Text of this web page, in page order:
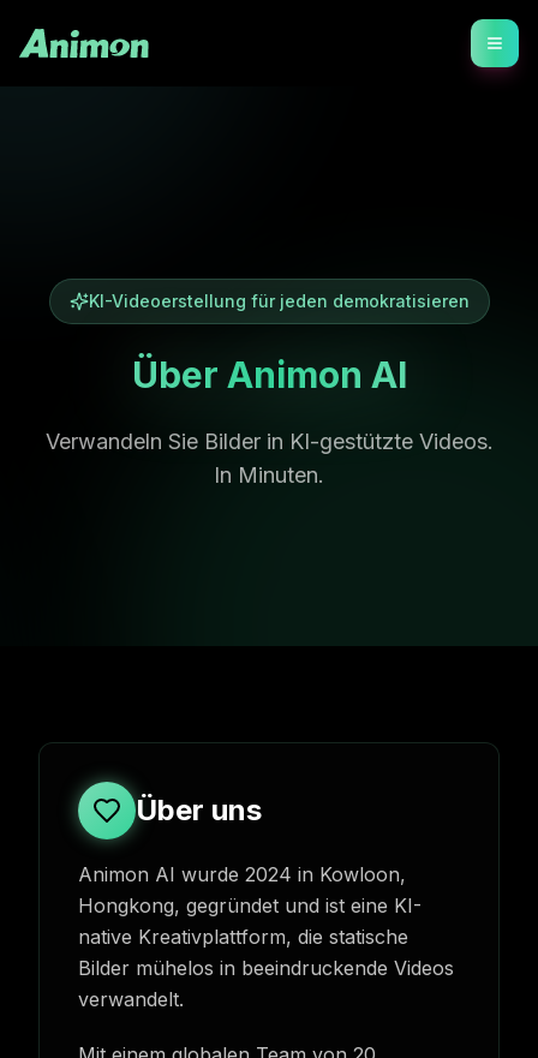
KI-Videoerstellung für jeden demokratisieren
Über Animon AI
Verwandeln Sie Bilder in KI-gestützte Videos.
In Minuten.
Über uns
Animon AI wurde 2024 in Kowloon,
Hongkong, gegründet und ist eine KI-
native Kreativplattform, die statische
Bilder mühelos in beeindruckende Videos
verwandelt.